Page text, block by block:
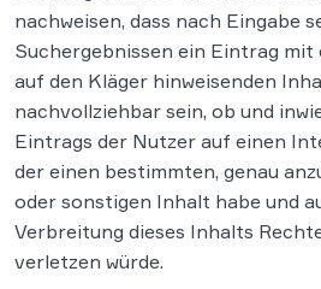
nachweisen, dass nach Eingabe
Suchergebnissen ein Eintrag mit
auf den Kläger hinweisenden
nachvollziehbar sein, ob und
Eintrags der Nutzer auf einen
der einen bestimmten, genau
oder sonstigen Inhalt habe und
Verbreitung dieses Inhalts
verletzen würde.